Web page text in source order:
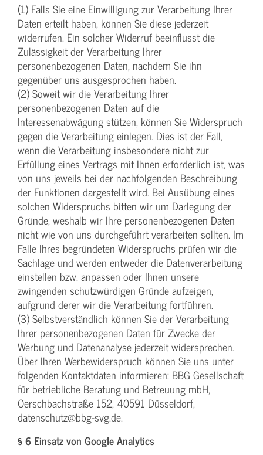
(1) Falls Sie eine Einwilligung zur Verarbeitung Ihrer
Daten erteilt haben, können Sie diese jederzeit
widerrufen. Ein solcher Widerruf beeinflusst die
Zulässigkeit der Verarbeitung Ihrer
personenbezogenen Daten, nachdem Sie ihn
gegenüber uns ausgesprochen haben.
(2) Soweit wir die Verarbeitung Ihrer
personenbezogenen Daten auf die
Interessenabwägung stützen, können Sie Widerspruch
gegen die Verarbeitung einlegen. Dies ist der Fall,
wenn die Verarbeitung insbesondere nicht zur
Erfüllung eines Vertrags mit Ihnen erforderlich ist, was
von uns jeweils bei der nachfolgenden Beschreibung
der Funktionen dargestellt wird. Bei Ausübung eines
solchen Widerspruchs bitten wir um Darlegung der
Gründe, weshalb wir Ihre personenbezogenen Daten
nicht wie von uns durchgeführt verarbeiten sollten. Im
Falle Ihres begründeten Widerspruchs prüfen wir die
Sachlage und werden entweder die Datenverarbeitung
einstellen bzw. anpassen oder Ihnen unsere
zwingenden schutzwürdigen Gründe aufzeigen,
aufgrund derer wir die Verarbeitung fortführen.
(3) Selbstverständlich können Sie der Verarbeitung
Ihrer personenbezogenen Daten für Zwecke der
Werbung und Datenanalyse jederzeit widersprechen.
Über Ihren Werbewiderspruch können Sie uns unter
folgenden Kontaktdaten informieren: BBG Gesellschaft
für betriebliche Beratung und Betreuung mbH,
Oerschbachstraße 152, 40591 Düsseldorf,
datenschutz@bbg-svg.de.
§ 6 Einsatz von Google Analytics